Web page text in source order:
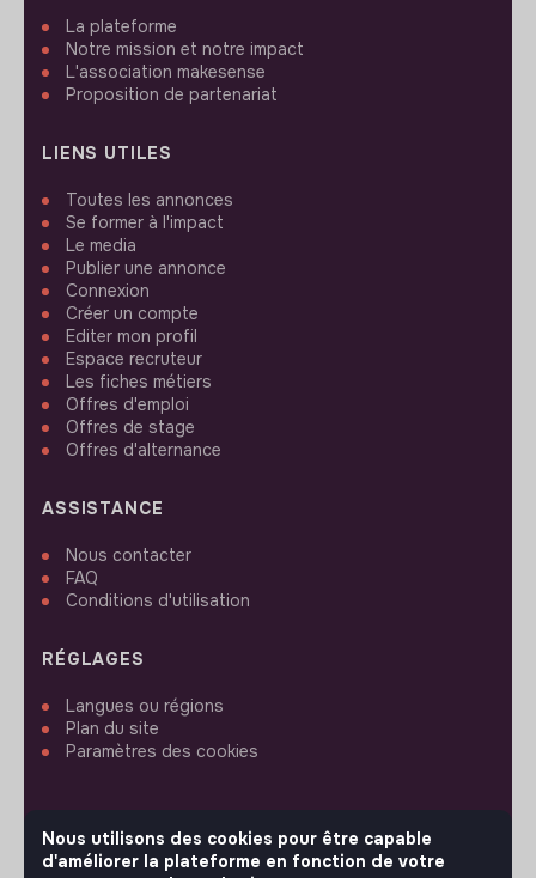
La plateforme
Notre mission et notre impact
L'association makesense
Proposition de partenariat
LIENS UTILES
Toutes les annonces
Se former à l'impact
Le media
Publier une annonce
Connexion
Créer un compte
Editer mon profil
Espace recruteur
Les fiches métiers
Offres d'emploi
Offres de stage
Offres d'alternance
ASSISTANCE
Nous contacter
FAQ
Conditions d'utilisation
RÉGLAGES
Langues ou régions
Plan du site
Paramètres des cookies
Nous utilisons des cookies pour être capable
d'améliorer la plateforme en fonction de votre